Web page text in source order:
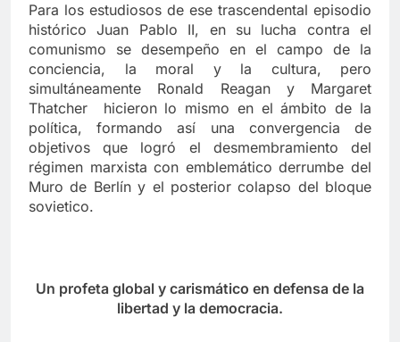
Para los estudiosos de ese trascendental episodio
histórico Juan Pablo II, en su lucha contra el
comunismo se desempeño en el campo de la
conciencia, la moral y la cultura, pero
simultáneamente Ronald Reagan y Margaret
Thatcher hicieron lo mismo en el ámbito de la
política, formando así una convergencia de
objetivos que logró el desmembramiento del
régimen marxista con emblemático derrumbe del
Muro de Berlín y el posterior colapso del bloque
sovietico.
Un profeta global y carismático en defensa de la
libertad y la democracia.